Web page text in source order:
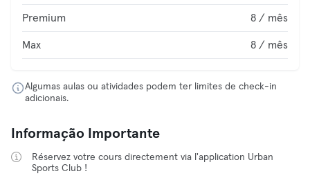
Premium 8 / mês
Max 8 / mês
Algumas aulas ou atividades podem ter limites de check-in
adicionais.
Informação Importante
Réservez votre cours directement via l'application Urban
Sports Club !